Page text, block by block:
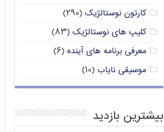
کارتون نوستالژیک (۲۹۰)
کلیپ های نوستالژیک (۸۳)
معرفی برنامه های آینده (۶)
موسیقی نایاب (۱۰)
بیشترین بازدید